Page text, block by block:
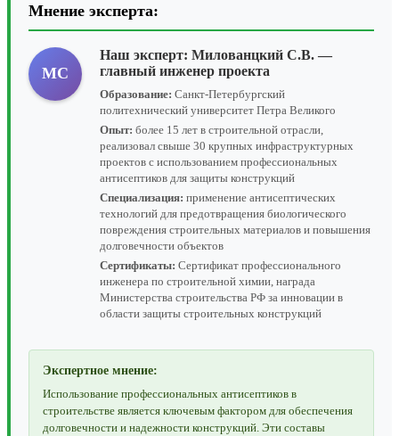
Мнение эксперта:
МС
Наш эксперт: Милованцкий С.В. —
главный инженер проекта
Образование: Санкт-Петербургский
политехнический университет Петра Великого
Опыт: более 15 лет в строительной отрасли,
реализовал свыше 30 крупных инфраструктурных
проектов с использованием профессиональных
антисептиков для защиты конструкций
Специализация: применение антисептических
технологий для предотвращения биологического
повреждения строительных материалов и повышения
долговечности объектов
Сертификаты: Сертификат профессионального
инженера по строительной химии, награда
Министерства строительства РФ за инновации в
области защиты строительных конструкций
Экспертное мнение:
Использование профессиональных антисептиков в
строительстве является ключевым фактором для обеспечения
долговечности и надежности конструкций. Эти составы